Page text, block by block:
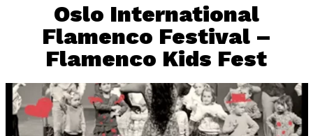
Oslo International
Flamenco Festival –
Flamenco Kids Fest